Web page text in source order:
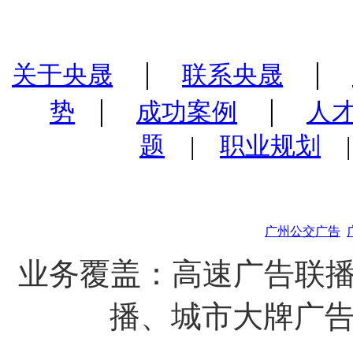
关于央晟 | 联系央晟 |
势
| 成功案例 |
人
题 | 职业规划
广州公交广告
业务覆盖：高速广告联
播、城市大牌广